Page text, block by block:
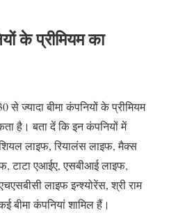
के प्रीमियम का
ज्‍यादा बीमा कंपन‍ियों के प्रीमियम
है। बता दें कि इन कंपनियों में
लाइफ, रियालंस लाइफ, मैक्स
टाटा एआईए, एसबीआई लाइफ,
लाइफ इन्श्योरेंस, श्री राम
कंपनियां शामिल हैं।